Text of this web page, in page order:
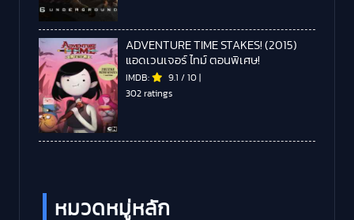
ADVENTURE TIME STAKES! (2015)
แอดเวนเจอร์ ไทม์ ตอนพิเศษ!
IMDB: 9.1 / 10 |
302 ratings
หมวดหมู่หลัก